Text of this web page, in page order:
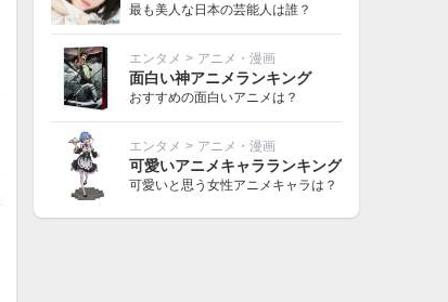
最も美人な日本の芸能人は誰？
エンタメ > アニメ・漫画
面白い神アニメランキング
おすすめの面白いアニメは？
エンタメ > アニメ・漫画
可愛いアニメキャラランキング
可愛いと思う女性アニメキャラは？